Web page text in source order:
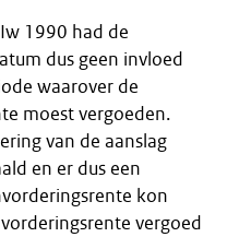
1990 had de
dus geen invloed
waarover de
moest vergoeden.
van de aanslag
en er dus een
kon
vergoed